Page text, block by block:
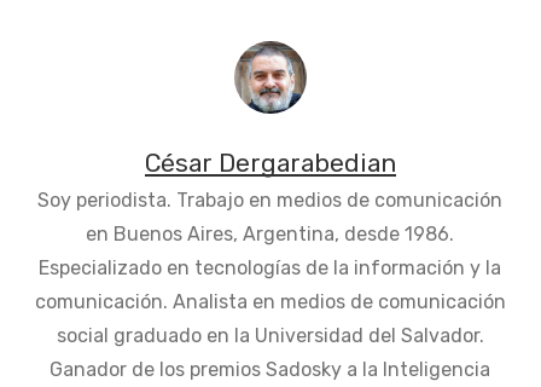
César Dergarabedian
Soy periodista. Trabajo en medios de comunicación
en Buenos Aires, Argentina, desde 1986.
Especializado en tecnologías de la información y la
comunicación. Analista en medios de comunicación
social graduado en la Universidad del Salvador.
Ganador de los premios Sadosky a la Inteligencia